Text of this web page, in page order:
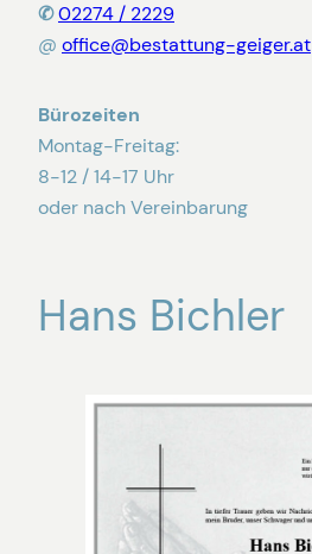
✆02274 / 2229
@ office@bestattung-geiger.at
Bürozeiten
Montag-Freitag:
8-12 / 14-17 Uhr
oder nach Vereinbarung
Hans Bichler